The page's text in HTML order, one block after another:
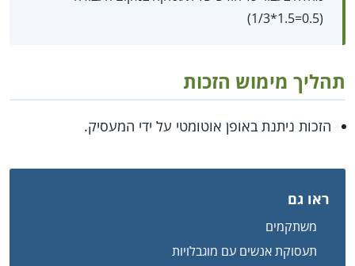
(0.5=1.5*1/3)
תהליך מימוש הזכות
הזכות ניתנת באופן אוטומטי על ידי המעסיק.
ראו גם
משתקמים
תעסוקת אנשים עם מוגבלויות